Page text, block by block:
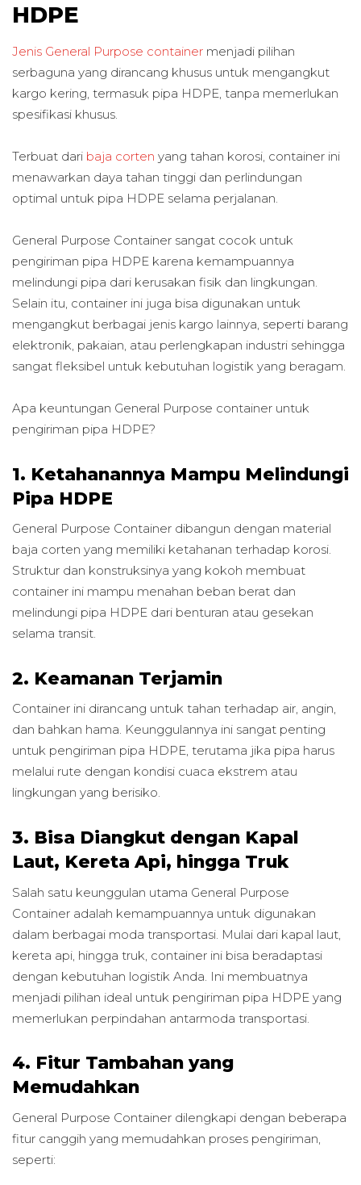
HDPE
Jenis General Purpose container menjadi pilihan
serbaguna yang dirancang khusus untuk mengangkut
kargo kering, termasuk pipa HDPE, tanpa memerlukan
spesifikasi khusus.
Terbuat dari baja corten yang tahan korosi, container ini
menawarkan daya tahan tinggi dan perlindungan
optimal untuk pipa HDPE selama perjalanan.
General Purpose Container sangat cocok untuk
pengiriman pipa HDPE karena kemampuannya
melindungi pipa dari kerusakan fisik dan lingkungan.
Selain itu, container ini juga bisa digunakan untuk
mengangkut berbagai jenis kargo lainnya, seperti barang
elektronik, pakaian, atau perlengkapan industri sehingga
sangat fleksibel untuk kebutuhan logistik yang beragam.
Apa keuntungan General Purpose container untuk
pengiriman pipa HDPE?
1. Ketahanannya Mampu Melindungi
Pipa HDPE
General Purpose Container dibangun dengan material
baja corten yang memiliki ketahanan terhadap korosi.
Struktur dan konstruksinya yang kokoh membuat
container ini mampu menahan beban berat dan
melindungi pipa HDPE dari benturan atau gesekan
selama transit.
2. Keamanan Terjamin
Container ini dirancang untuk tahan terhadap air, angin,
dan bahkan hama. Keunggulannya ini sangat penting
untuk pengiriman pipa HDPE, terutama jika pipa harus
melalui rute dengan kondisi cuaca ekstrem atau
lingkungan yang berisiko.
3. Bisa Diangkut dengan Kapal
Laut, Kereta Api, hingga Truk
Salah satu keunggulan utama General Purpose
Container adalah kemampuannya untuk digunakan
dalam berbagai moda transportasi. Mulai dari kapal laut,
kereta api, hingga truk, container ini bisa beradaptasi
dengan kebutuhan logistik Anda. Ini membuatnya
menjadi pilihan ideal untuk pengiriman pipa HDPE yang
memerlukan perpindahan antarmoda transportasi.
4. Fitur Tambahan yang
Memudahkan
General Purpose Container dilengkapi dengan beberapa
fitur canggih yang memudahkan proses pengiriman,
seperti: